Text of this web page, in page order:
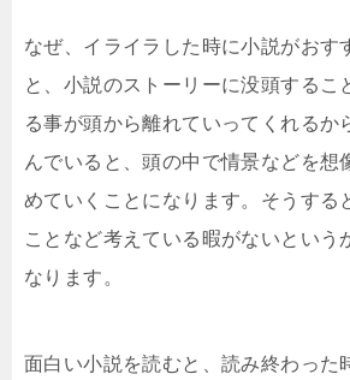
なぜ、イライラした時に小説がおす
と、小説のストーリーに没頭するこ
る事が頭から離れていってくれるか
んでいると、頭の中で情景などを想
めていくことになります。そうする
ことなど考えている暇がないという
なります。
面白い小説を読むと、読み終わった